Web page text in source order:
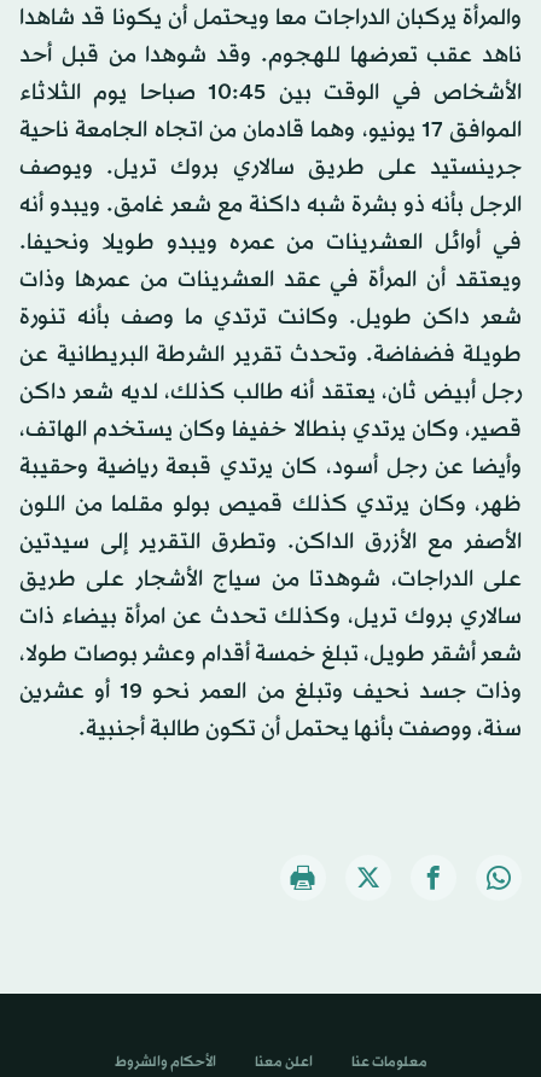
والمرأة يركبان الدراجات معا ويحتمل أن يكونا قد شاهدا
ناهد عقب تعرضها للهجوم. وقد شوهدا من قبل أحد
الأشخاص في الوقت بين 10:45 صباحا يوم الثلاثاء
الموافق 17 يونيو، وهما قادمان من اتجاه الجامعة ناحية
جرينستيد على طريق سالاري بروك تريل. ويوصف
الرجل بأنه ذو بشرة شبه داكنة مع شعر غامق. ويبدو أنه
في أوائل العشرينات من عمره ويبدو طويلا ونحيفا.
ويعتقد أن المرأة في عقد العشرينات من عمرها وذات
شعر داكن طويل. وكانت ترتدي ما وصف بأنه تنورة
طويلة فضفاضة. وتحدث تقرير الشرطة البريطانية عن
رجل أبيض ثان، يعتقد أنه طالب كذلك، لديه شعر داكن
قصير، وكان يرتدي بنطالا خفيفا وكان يستخدم الهاتف،
وأيضا عن رجل أسود، كان يرتدي قبعة رياضية وحقيبة
ظهر، وكان يرتدي كذلك قميص بولو مقلما من اللون
الأصفر مع الأزرق الداكن. وتطرق التقرير إلى سيدتين
على الدراجات، شوهدتا من سياج الأشجار على طريق
سالاري بروك تريل، وكذلك تحدث عن امرأة بيضاء ذات
شعر أشقر طويل، تبلغ خمسة أقدام وعشر بوصات طولا،
وذات جسد نحيف وتبلغ من العمر نحو 19 أو عشرين
سنة، ووصفت بأنها يحتمل أن تكون طالبة أجنبية.
معلومات عنا اعلن معنا الأحكام والشروط